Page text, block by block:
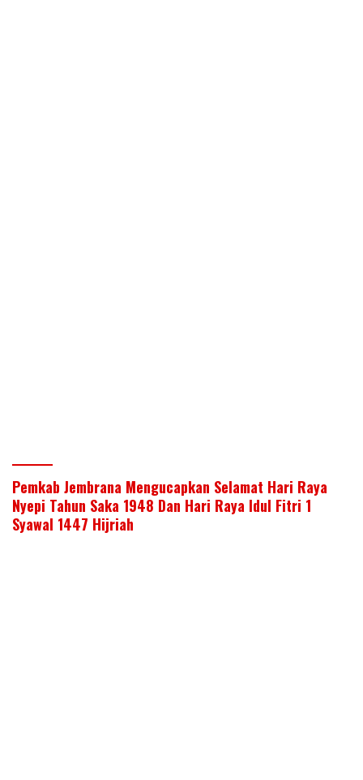
Pemkab Jembrana Mengucapkan Selamat Hari Raya
Nyepi Tahun Saka 1948 Dan Hari Raya Idul Fitri 1
Syawal 1447 Hijriah